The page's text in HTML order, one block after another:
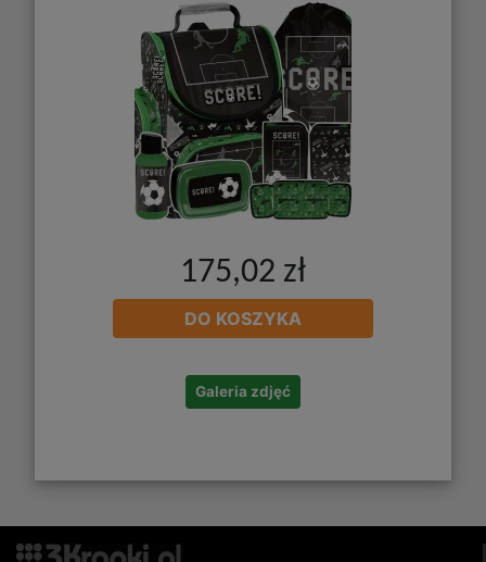
175,02 zł
DO KOSZYKA
Galeria zdjęć